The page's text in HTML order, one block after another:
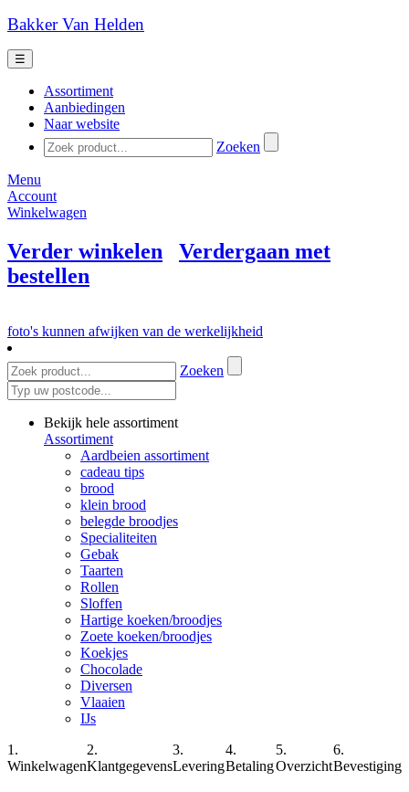
Bakker Van Helden
☰
Assortiment
Aanbiedingen
Naar website
Zoeken
Menu
Account
Winkelwagen
Verder winkelen
Verdergaan met
bestellen
foto's kunnen afwijken van de werkelijkheid
Zoeken
Bekijk hele assortiment
Assortiment
Aardbeien assortiment
cadeau tips
brood
klein brood
belegde broodjes
Specialiteiten
Gebak
Taarten
Rollen
Sloffen
Hartige koeken/broodjes
Zoete koeken/broodjes
Koekjes
Chocolade
Diversen
Vlaaien
IJs
1.
Winkelwagen
2.
Klantgegevens
3.
Levering
4.
Betaling
5.
Overzicht
6.
Bevestiging